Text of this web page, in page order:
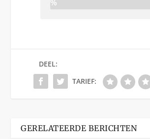
%
DEEL:
TARIEF:
GERELATEERDE BERICHTEN